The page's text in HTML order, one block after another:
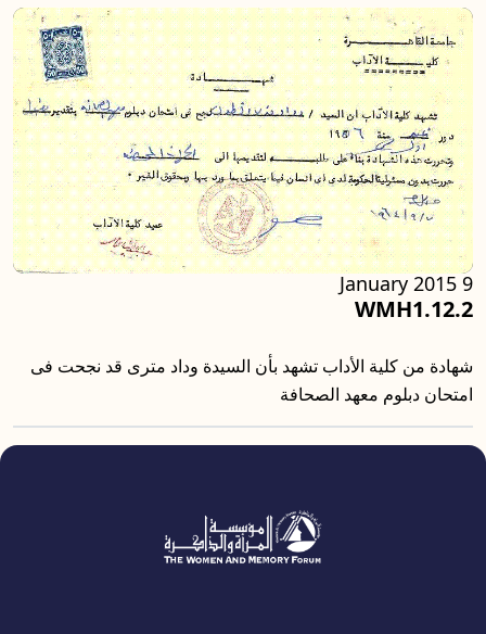
WMH1.12.2
9 January 2015
شهادة من كلية الأداب تشهد بأن السيدة وداد مترى قد نجحت فى
امتحان دبلوم معهد الصحافة